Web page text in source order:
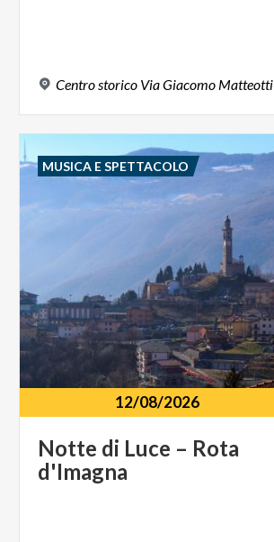
Centro storico ViaGiacomo Matteotti
12/08/2026
Notte di Luce – Rota
d'Imagna
MUSICA E SPETTACOLO